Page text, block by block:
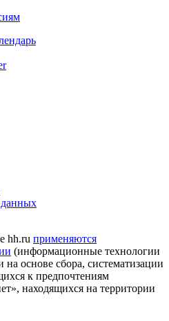
hh.ru применяются
(информационные технологии
основе сбора, систематизации
к предпочтениям
находящихся на территории